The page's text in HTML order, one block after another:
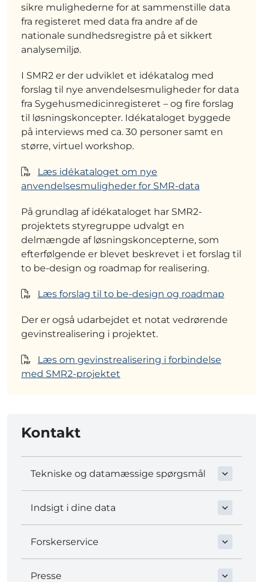
sikre mulighederne for at sammenstille data
fra registeret med data fra andre af de
nationale sundhedsregistre på et sikkert
analysemiljø.
I SMR2 er der udviklet et idékatalog med
forslag til nye anvendelsesmuligheder for data
fra Sygehusmedicinregisteret – og fire forslag
til løsningskoncepter. Idékataloget byggede
på interviews med ca. 30 personer samt en
større, virtuel workshop.
Læs idékataloget om nye
anvendelsesmuligheder for SMR-data
På grundlag af idékataloget har SMR2-
projektets styregruppe udvalgt en
delmængde af løsningskoncepterne, som
efterfølgende er blevet beskrevet i et forslag til
to be-design og roadmap for realisering.
Læs forslag til to be-design og roadmap
Der er også udarbejdet et notat vedrørende
gevinstrealisering i projektet.
Læs om gevinstrealisering i forbindelse
med SMR2-projektet
Kontakt
Tekniske og datamæssige spørgsmål
Indsigt i dine data
Forskerservice
Presse